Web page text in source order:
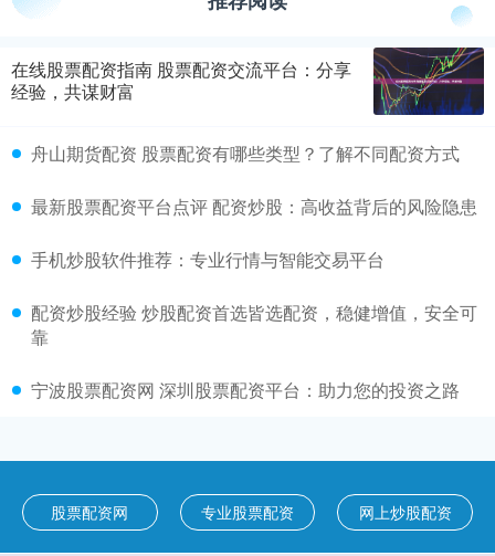
在线股票配资指南 股票配资交流平台：分享
经验，共谋财富
舟山期货配资 股票配资有哪些类型？了解不同配资方式
最新股票配资平台点评 配资炒股：高收益背后的风险隐患
手机炒股软件推荐：专业行情与智能交易平台
配资炒股经验 炒股配资首选皆选配资，稳健增值，安全可
靠
宁波股票配资网 深圳股票配资平台：助力您的投资之路
股票配资网 专业股票配资 网上炒股配资